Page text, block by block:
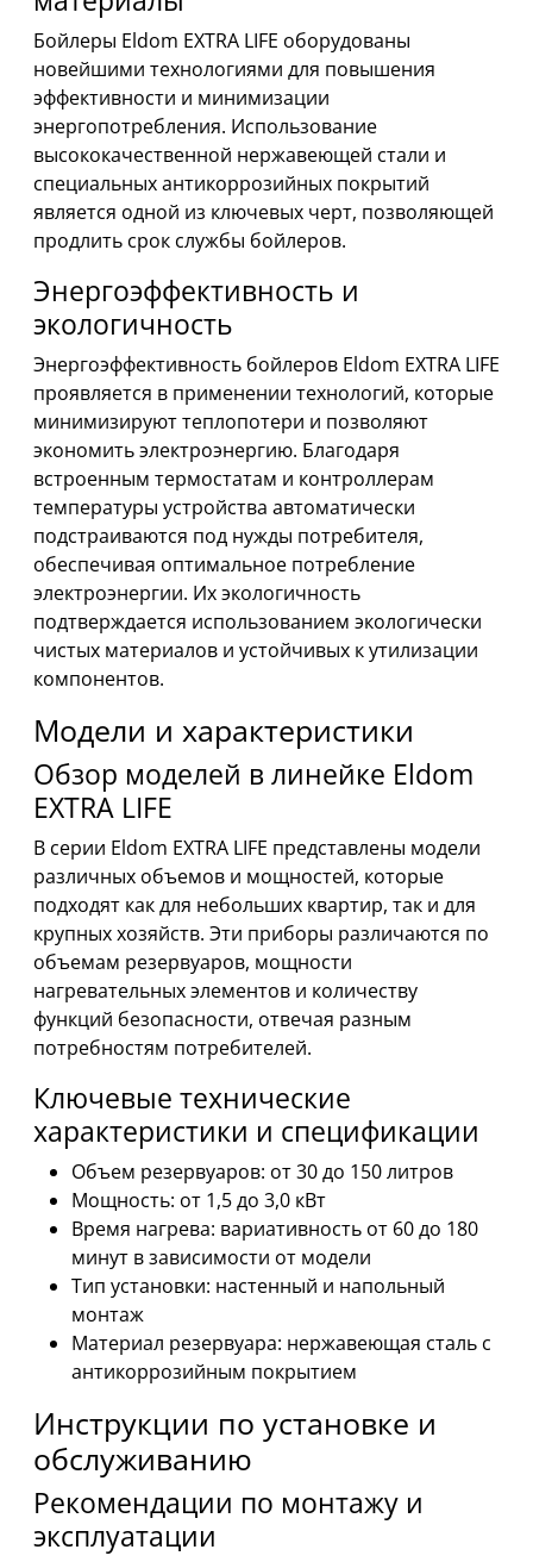
Бойлеры Eldom EXTRA LIFE оборудованы
новейшими технологиями для повышения
эффективности и минимизации
энергопотребления. Использование
высококачественной нержавеющей стали и
специальных антикоррозийных покрытий
является одной из ключевых черт, позволяющей
продлить срок службы бойлеров.
Энергоэффективность и
экологичность
Энергоэффективность бойлеров Eldom EXTRA LIFE
проявляется в применении технологий, которые
минимизируют теплопотери и позволяют
экономить электроэнергию. Благодаря
встроенным термостатам и контроллерам
температуры устройства автоматически
подстраиваются под нужды потребителя,
обеспечивая оптимальное потребление
электроэнергии. Их экологичность
подтверждается использованием экологически
чистых материалов и устойчивых к утилизации
компонентов.
Модели и характеристики
Обзор моделей в линейке Eldom
EXTRA LIFE
В серии Eldom EXTRA LIFE представлены модели
различных объемов и мощностей, которые
подходят как для небольших квартир, так и для
крупных хозяйств. Эти приборы различаются по
объемам резервуаров, мощности
нагревательных элементов и количеству
функций безопасности, отвечая разным
потребностям потребителей.
Ключевые технические
характеристики и спецификации
Объем резервуаров: от 30 до 150 литров
Мощность: от 1,5 до 3,0 кВт
Время нагрева: вариативность от 60 до 180
минут в зависимости от модели
Тип установки: настенный и напольный
монтаж
Материал резервуара: нержавеющая сталь с
антикоррозийным покрытием
Инструкции по установке и
обслуживанию
Рекомендации по монтажу и
эксплуатации